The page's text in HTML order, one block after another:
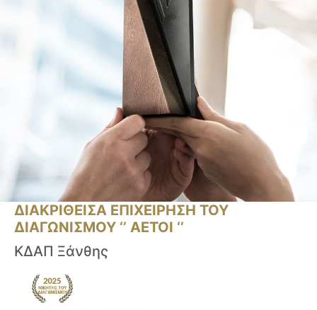
ΔΙΑΚΡΙΘΕΙΣΑ ΕΠΙΧΕΙΡΗΣΗ ΤΟΥ
ΔΙΑΓΩΝΙΣΜΟΥ ‘’ ΑΕΤΟΙ ‘’
ΚΔΑΠ Ξάνθης